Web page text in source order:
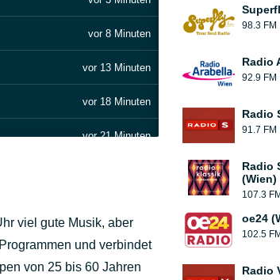
vor 8 Minuten
vor 13 Minuten
vor 18 Minuten
vor 21 Minuten
vor 39 Minuten
vor 44 Minuten
viel gute Musik, aber
und verbindet
von 25 bis 60 Jahren
98.3 FM
Radio
92.9 FM
Radio
91.7 FM
Radio
(Wien)
107.3 FM
oe24
102.5 FM
Radio